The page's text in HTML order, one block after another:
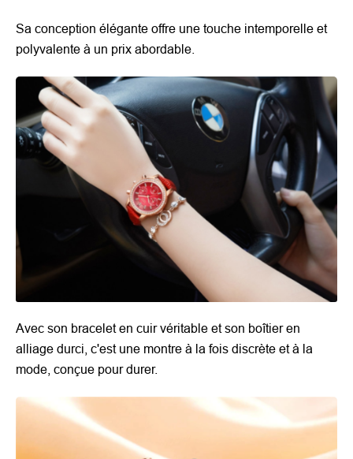
Sa conception élégante offre une touche intemporelle et
polyvalente à un prix abordable.
Avec son bracelet en cuir véritable et son boîtier en
alliage durci, c'est une montre à la fois discrète et à la
mode, conçue pour durer.